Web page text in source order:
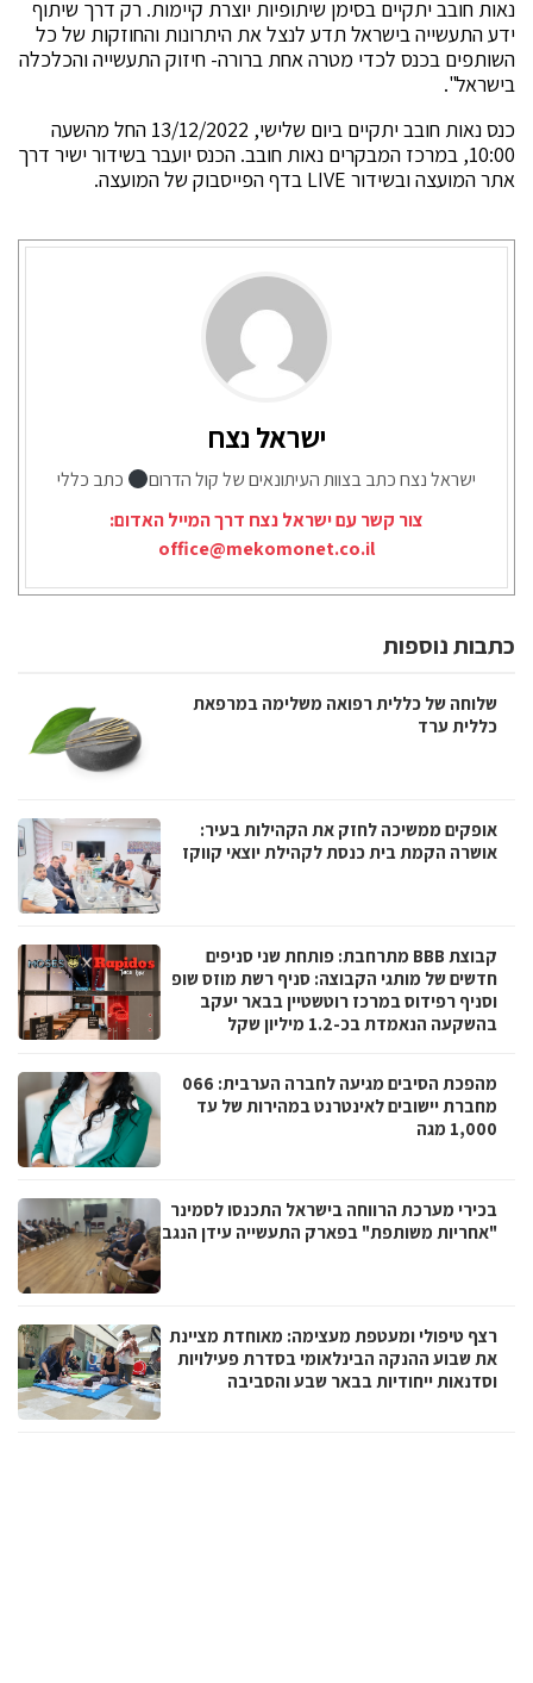
נאות חובב יתקיים בסימן שיתופיות יוצרת קיימות. רק דרך שיתוף
ידע התעשייה בישראל תדע לנצל את היתרונות והחוזקות של כל
השותפים בכנס לכדי מטרה אחת ברורה- חיזוק התעשייה והכלכלה
בישראל".
כנס נאות חובב יתקיים ביום שלישי, 13/12/2022 החל מהשעה
10:00, במרכז המבקרים נאות חובב. הכנס יועבר בשידור ישיר דרך
אתר המועצה ובשידור LIVE בדף הפייסבוק של המועצה.
ישראל נצח
ישראל נצח כתב בצוות העיתונאים של קול הדרום
כתב כללי
צור קשר עם ישראל נצח דרך המייל האדום:
office@mekomonet.co.il
כתבות נוספות
שלוחה של כללית רפואה משלימה במרפאת
כללית ערד
אופקים ממשיכה לחזק את הקהילות בעיר:
אושרה הקמת בית כנסת לקהילת יוצאי קווקז
קבוצת BBB מתרחבת: פותחת שני סניפים
חדשים של מותגי הקבוצה: סניף רשת מוזס שופ
וסניף רפידוס במרכז רוטשטיין בבאר יעקב
בהשקעה הנאמדת בכ-1.2 מיליון שקל
מהפכת הסיבים מגיעה לחברה הערבית: 066
מחברת יישובים לאינטרנט במהירות של עד
1,000 מגה
בכירי מערכת הרווחה בישראל התכנסו לסמינר
"אחריות משותפת" בפארק התעשייה עידן הנגב
רצף טיפולי ומעטפת מעצימה: מאוחדת מציינת
את שבוע ההנקה הבינלאומי בסדרת פעילויות
וסדנאות ייחודיות בבאר שבע והסביבה